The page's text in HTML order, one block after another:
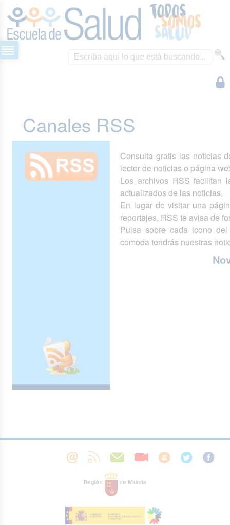
Canales RSS
Consulta gratis las noticias
lector de noticias o página
Los archivos RSS facilitan
actualizados de las noticias.
En lugar de visitar una
reportajes, RSS te avisa de
Pulsa sobre cada icono
comoda tendrás nuestras